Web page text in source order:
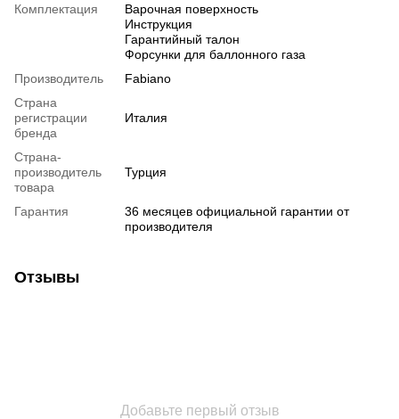
Комплектация
Варочная поверхность
Инструкция
Гарантийный талон
Форсунки для баллонного газа
Производитель
Fabiano
Страна
регистрации
бренда
Италия
Страна-
производитель
товара
Турция
Гарантия
36 месяцев официальной гарантии от
производителя
Отзывы
Добавьте первый отзыв